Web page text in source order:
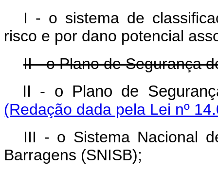
I - o sistema de
risco e por dano potencial
II - o Plano de Segurança
II - o Plano de
(Redação dada pela Lei nº
III - o Sistema Nacional
Barragens (SNISB);